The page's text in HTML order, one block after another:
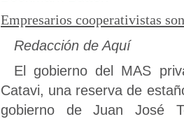
Empresarios cooperativistas
Redacción de Aquí
El gobierno del MAS
Catavi, una reserva de
gobierno de Juan José